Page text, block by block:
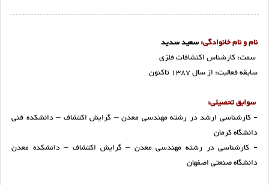
نام و نام خانوادگی:سعید سدید
سمت: کارشناس اکتشافات فلزی
سابقه فعالیت: از سال 1387 تاکنون
سوابق تحصیلی:
- کارشناسی ارشد در رشته مهندسی معدن – گرایش اکتشاف – دانشکده فنی
دانشگاه کرمان
- کارشناسی در رشته مهندسی معدن – گرایش اکتشاف – دانشکده معدن
دانشگاه صنعتی اصفهان